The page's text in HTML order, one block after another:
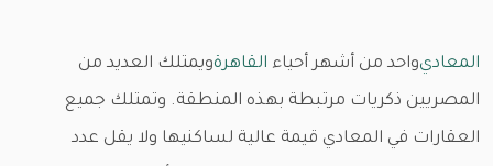
المعاديواحد من أشهر أحياء القاهرةويمتلك العديد من
المصريين ذكريات مرتبطة بهذه المنطقة. وتمتلك جميع
العقارات في المعادي قيمة عالية لساكنيها ولا يقل عدد